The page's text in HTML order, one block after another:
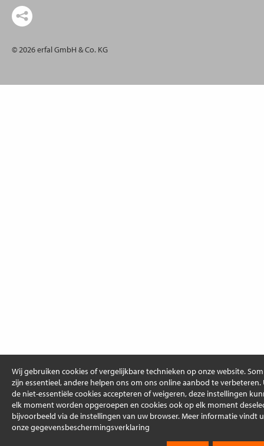
Wij gebruiken cookies of vergelijkbare technieken op onze website.
zijn essentieel, andere helpen ons om ons online aanbod te verbeteren.
de niet-essentiële cookies accepteren of weigeren, deze instellingen
elk moment worden opgeroepen en cookies ook op elk moment
bijvoorbeeld via de instellingen van uw browser. Meer informatie vindt
onze gegevensbeschermingsverklaring
© 2026 erfal GmbH & Co. KG